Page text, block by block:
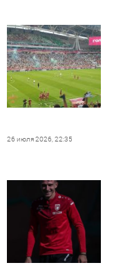
26 июля 2026, 22:35